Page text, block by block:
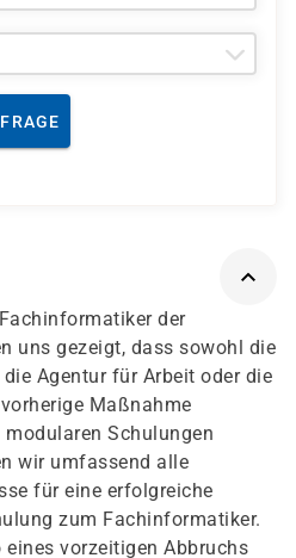
der
uns gezeigt, dass sowohl die
Agentur für Arbeit oder die
Maßnahme
Schulungen
wir umfassend alle
für eine erfolgreiche
zum Fachinformatiker.
vorzeitigen Abbruchs